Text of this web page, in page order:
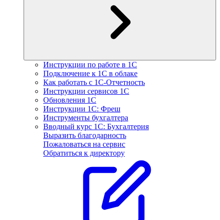
Инструкции по работе в 1С
Подключение к 1С в облаке
Как работать с 1С‑Отчетность
Инструкции сервисов 1С
Обновления 1С
Инструкции 1С: Фреш
Инструменты бухгалтера
Вводный курс 1С: Бухгалтерия
Выразить благодарность
Пожаловаться на сервис
Обратиться к директору